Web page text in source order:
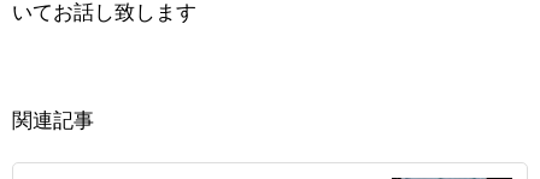
いてお話し致します
関連記事